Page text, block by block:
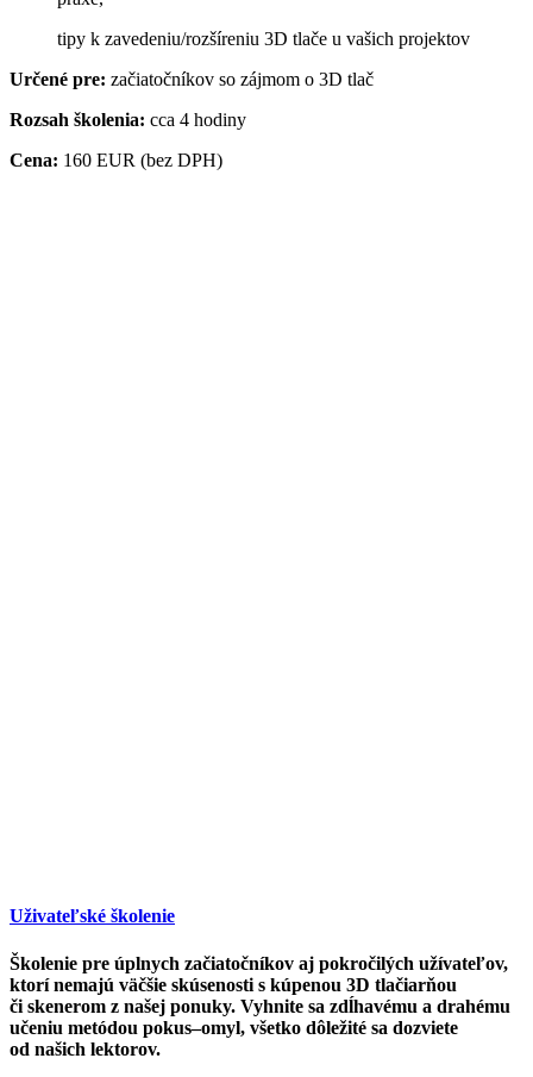
tipy k zavedeniu/rozšíreniu 3D tlače u vašich projektov
Určené pre: začiatočníkov so zájmom o 3D tlač
Rozsah školenia: cca 4 hodiny
Cena: 160 EUR (bez DPH)
Uživateľské školenie
Školenie pre úplnych začiatočníkov aj pokročilých užívateľov,
ktorí nemajú väčšie skúsenosti s kúpenou 3D tlačiarňou
či skenerom z našej ponuky. Vyhnite sa zdĺhavému a drahému
učeniu metódou pokus–omyl, všetko dôležité sa dozviete
od našich lektorov.